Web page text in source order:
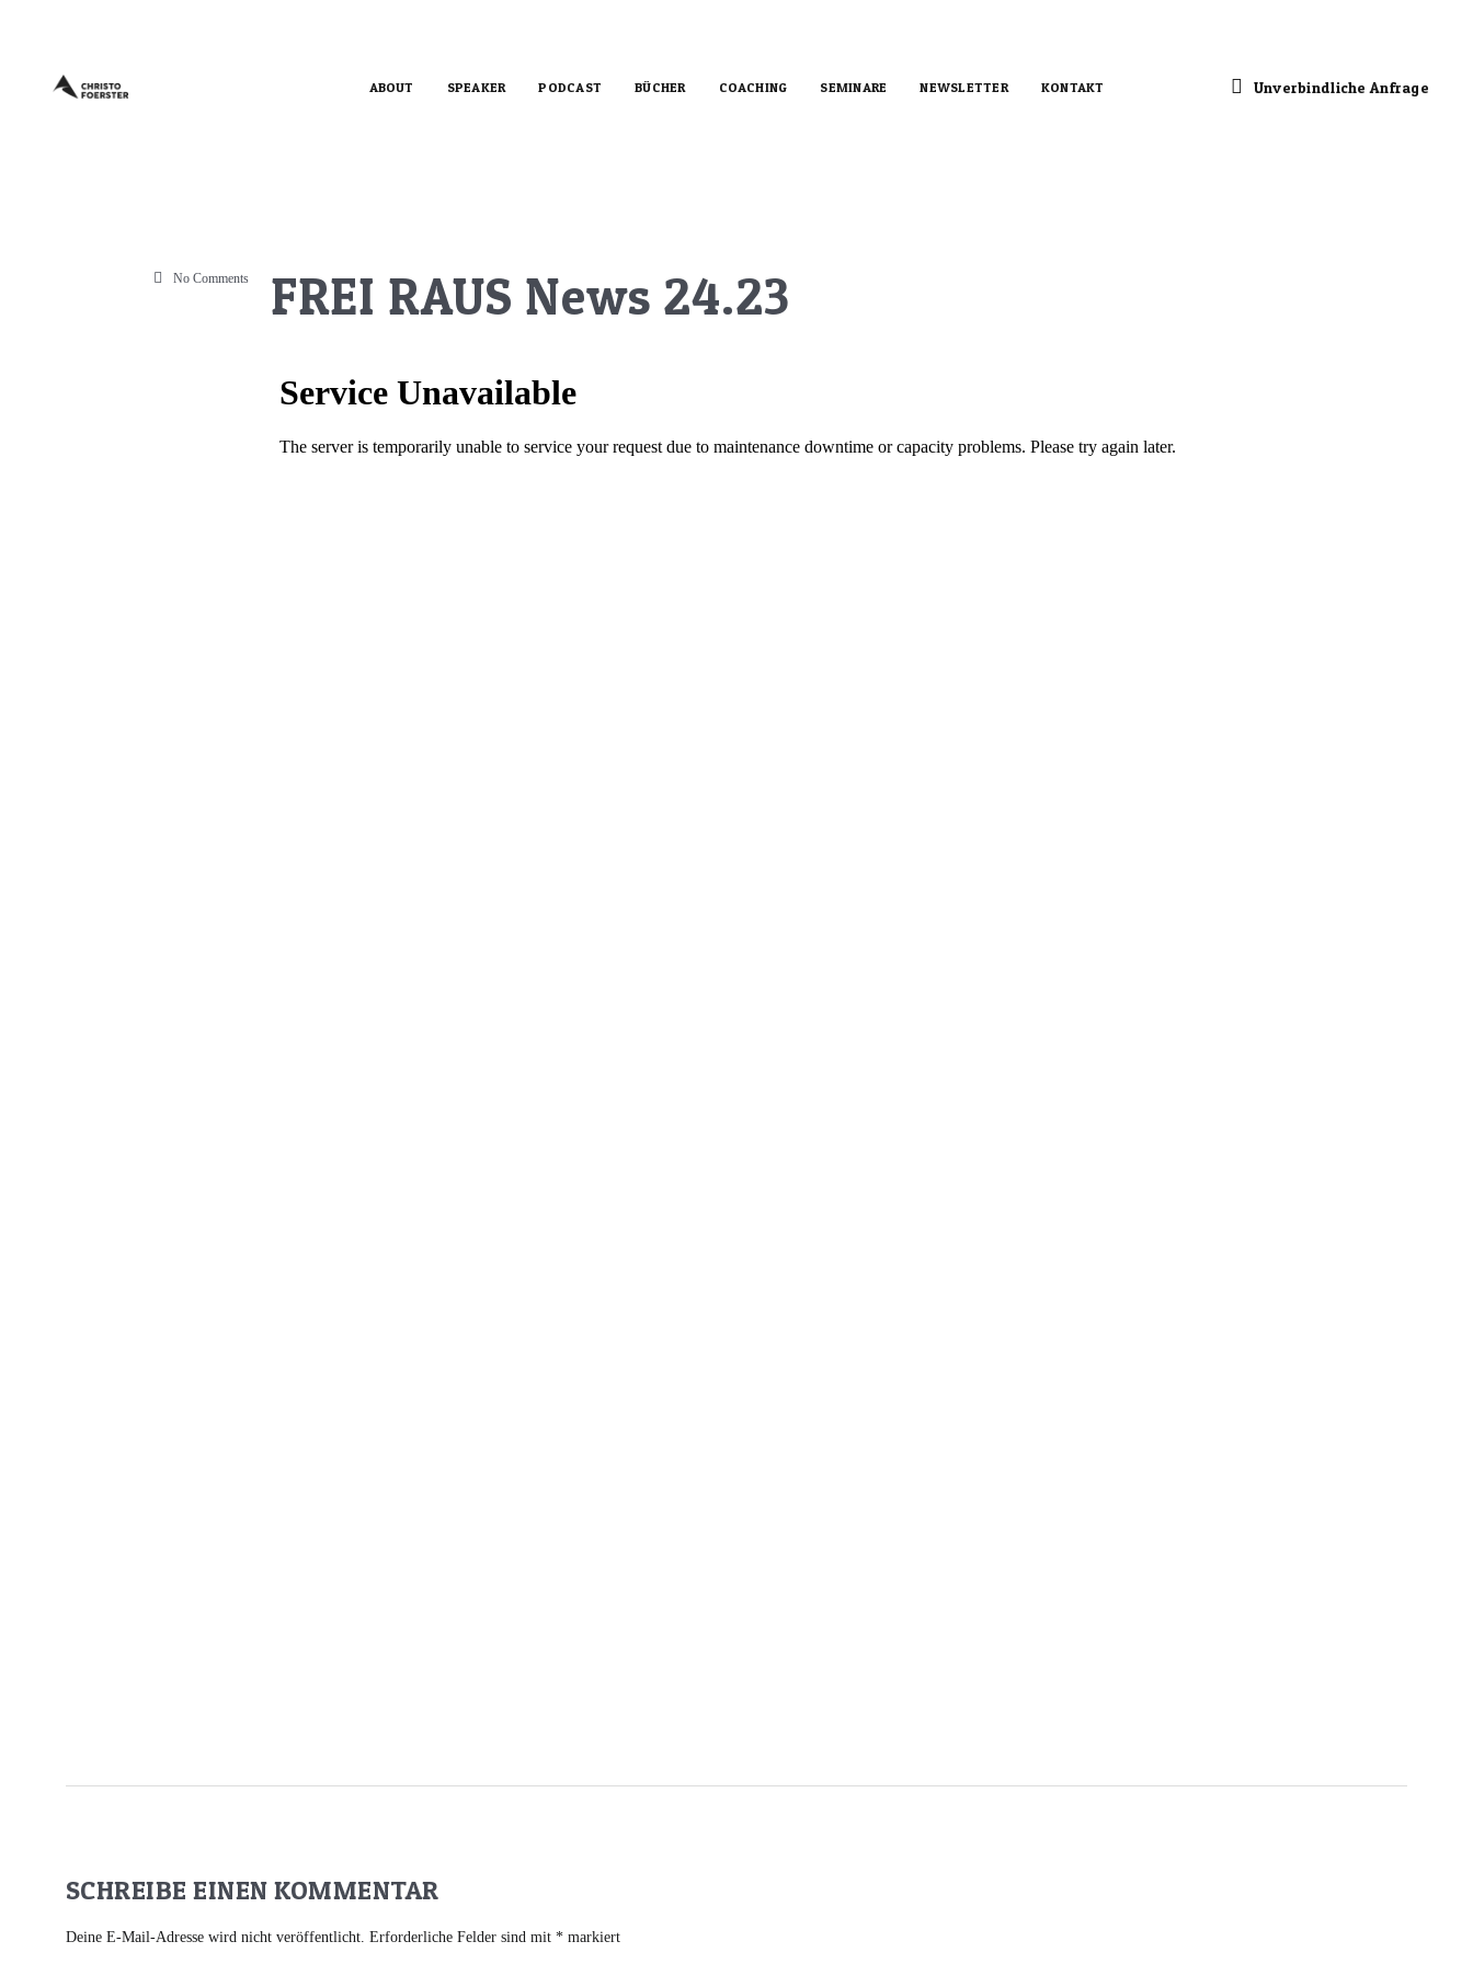
ABOUT SPEAKER PODCAST BÜCHER COACHING SEMINARE NEWSLETTER KONTAKT Unverbindliche Anfrage
No Comments FREI RAUS News 24.23
SCHREIBE EINEN KOMMENTAR
Deine E-Mail-Adresse wird nicht veröffentlicht. Erforderliche Felder sind mit * markiert